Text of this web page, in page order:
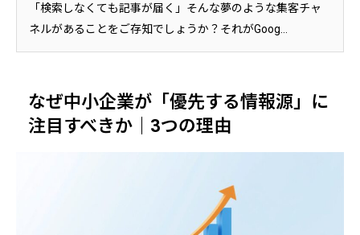
「検索しなくても記事が届く」そんな夢のような集客チャ
ネルがあることをご存知でしょうか？それがGoog...
なぜ中小企業が「優先する情報源」に
注目すべきか｜3つの理由